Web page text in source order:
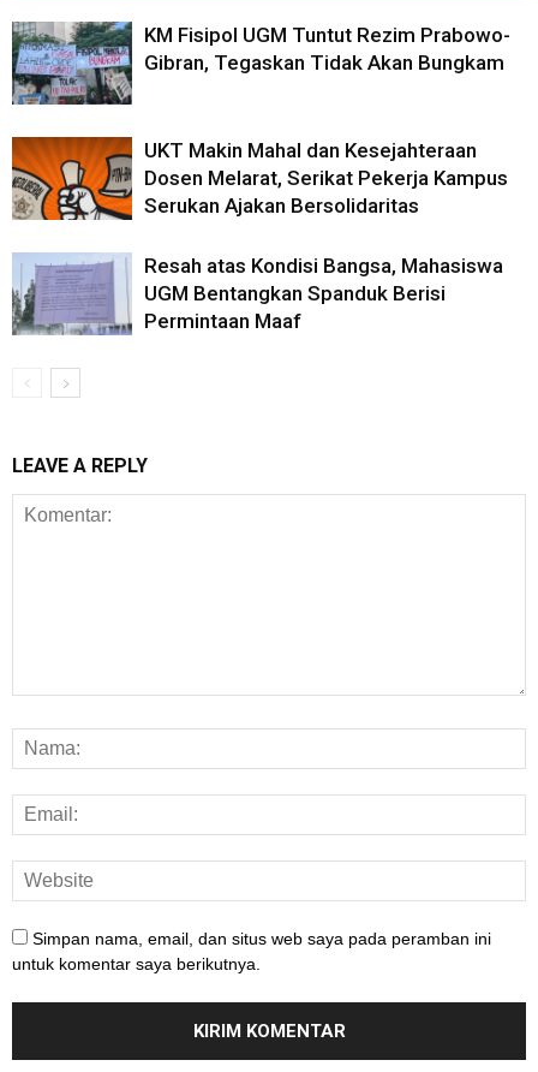
KM Fisipol UGM Tuntut Rezim Prabowo-
Gibran, Tegaskan Tidak Akan Bungkam
UKT Makin Mahal dan Kesejahteraan
Dosen Melarat, Serikat Pekerja Kampus
Serukan Ajakan Bersolidaritas
Resah atas Kondisi Bangsa, Mahasiswa
UGM Bentangkan Spanduk Berisi
Permintaan Maaf
LEAVE A REPLY
Simpan nama, email, dan situs web saya pada peramban ini
untuk komentar saya berikutnya.